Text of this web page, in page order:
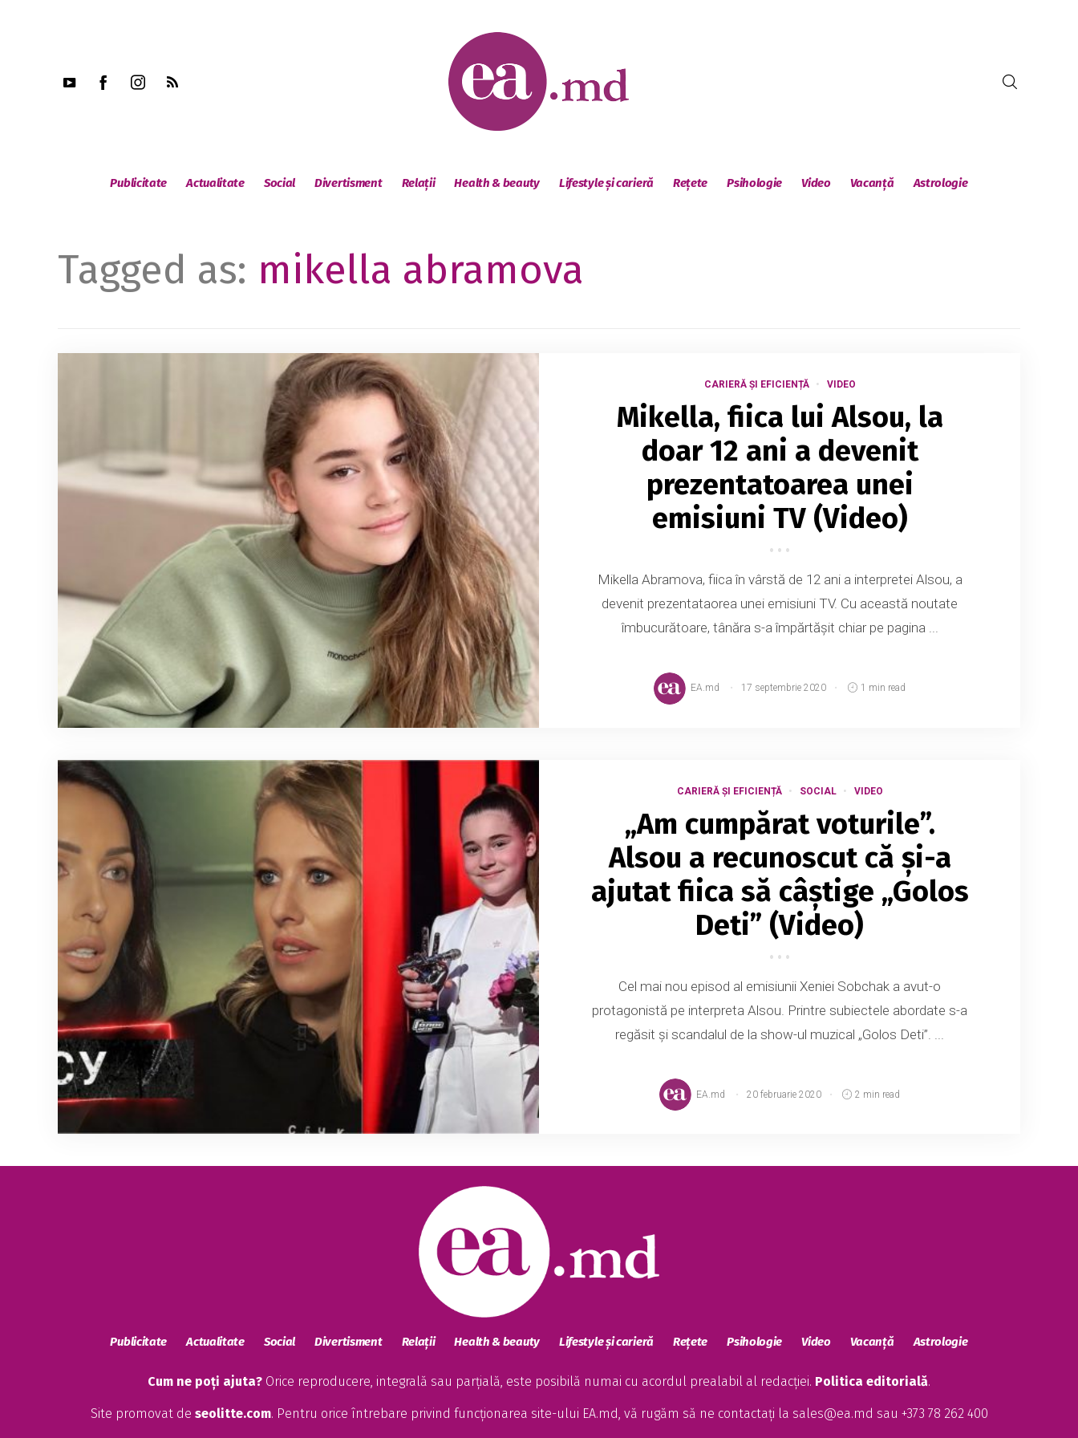
Publicitate Actualitate Social Divertisment Relații Health & beauty Lifestyle și carieră Rețete Psihologie Video Vacanță Astrologie
Tagged as: mikella abramova
CARIERĂ ȘI EFICIENȚĂ VIDEO
Mikella, fiica lui Alsou, la
doar 12 ani a devenit
prezentatoarea unei
emisiuni TV (Video)
Mikella Abramova, fiica în vârstă de 12 ani a interpretei Alsou, a
devenit prezentataorea unei emisiuni TV. Cu această noutate
îmbucurătoare, tânăra s-a împărtășit chiar pe pagina ...
EA.md 17 septembrie 2020 1 min read
CARIERĂ ȘI EFICIENȚĂ SOCIAL VIDEO
„Am cumpărat voturile”.
Alsou a recunoscut că și-a
ajutat fiica să câștige „Golos
Deti” (Video)
Cel mai nou episod al emisiunii Xeniei Sobchak a avut-o
protagonistă pe interpreta Alsou. Printre subiectele abordate s-a
regăsit și scandalul de la show-ul muzical „Golos Deti”. ...
EA.md 20 februarie 2020 2 min read
Publicitate Actualitate Social Divertisment Relații Health & beauty Lifestyle și carieră Rețete Psihologie Video Vacanță Astrologie
Cum ne poți ajuta? Orice reproducere, integrală sau parțială, este posibilă numai cu acordul prealabil al redacției. Politica editorială.
Site promovat de seolitte.com. Pentru orice întrebare privind funcționarea site-ului EA.md, vă rugăm să ne contactați la sales@ea.md sau +373 78 262 400